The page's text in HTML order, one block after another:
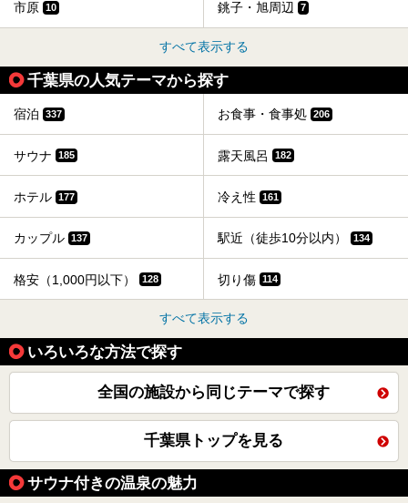
市原 10 銚子・旭周辺 7
すべて表示する
千葉県の人気テーマから探す
宿泊 337 お食事・食事処 206
サウナ 185 露天風呂 182
ホテル 177 冷え性 161
カップル 137 駅近（徒歩10分以内） 134
格安（1,000円以下） 128 切り傷 114
すべて表示する
いろいろな方法で探す
全国の施設から同じテーマで探す
千葉県トップを見る
サウナ付きの温泉の魅力